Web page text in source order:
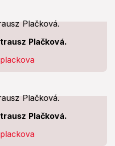
Plačková.
Plačková.